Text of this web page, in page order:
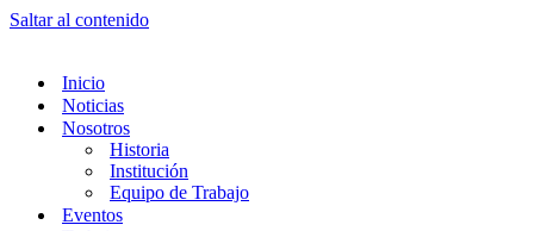
Saltar al contenido
Inicio
Noticias
Nosotros
Historia
Institución
Equipo de Trabajo
Eventos